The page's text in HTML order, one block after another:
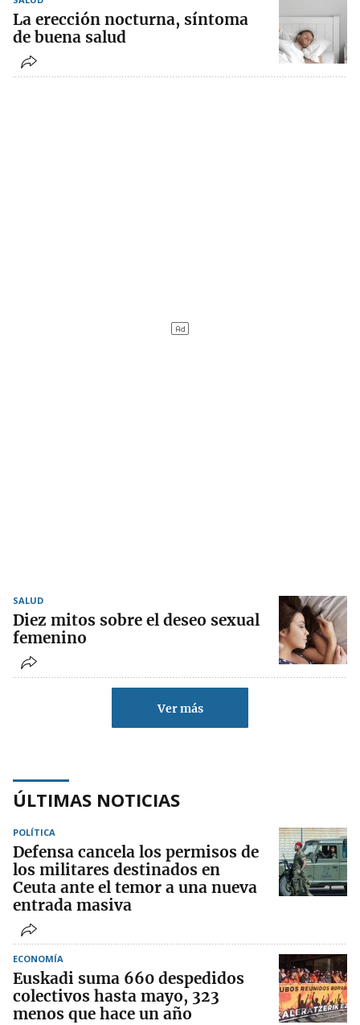
La erección nocturna, síntoma
de buena salud
SALUD
Diez mitos sobre el deseo sexual
femenino
Ver más
ÚLTIMAS NOTICIAS
POLÍTICA
Defensa cancela los permisos de
los militares destinados en
Ceuta ante el temor a una nueva
entrada masiva
ECONOMÍA
Euskadi suma 660 despedidos
colectivos hasta mayo, 323
menos que hace un año